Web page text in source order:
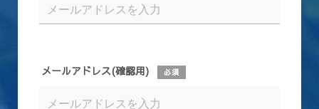
メールアドレス(確認用) 必須